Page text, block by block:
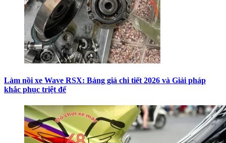
Làm nồi xe Wave RSX: Bảng giá chi tiết 2026 và Giải pháp
khắc phục triệt để